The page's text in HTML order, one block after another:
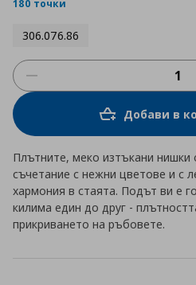
180 точки
306.076.86
Добави в
Плътните, меко изтъкани нишки
съчетание с нежни цветове и с
хармония в стаята. Подът ви е
килима един до друг -
прикриването на ръбовете.